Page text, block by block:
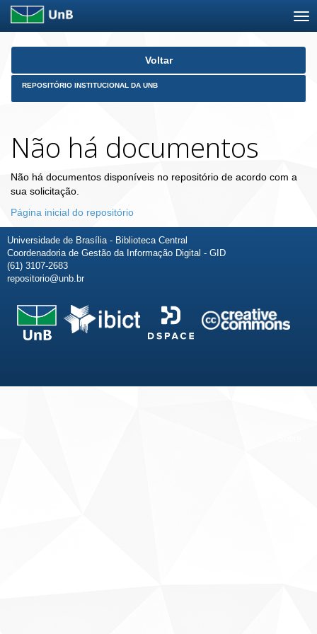
Skip
Voltar
REPOSITÓRIO INSTITUCIONAL DA UNB
Não há documentos
Não há documentos disponíveis no repositório de acordo com a
sua solicitação.
Página inicial do repositório
Universidade de Brasília - Biblioteca Central
Coordenadoria de Gestão da Informação Digital - GID
(61) 3107-2683
repositorio@unb.br